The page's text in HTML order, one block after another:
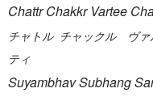
Chattr Chakkr Vartee
チャトル チャックル ヴ
ティ
Suyambhav Subhang